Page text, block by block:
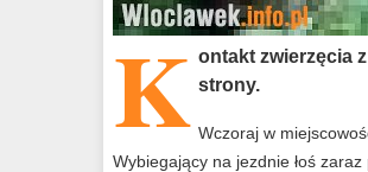
K ontakt zwierzęcia
strony.
Wczoraj w
Wybiegający na jezdnie łoś